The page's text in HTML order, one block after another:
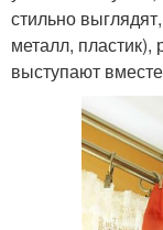
стильно
металл, пластик),
выступают